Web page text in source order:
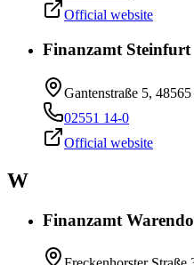
Official website
Finanzamt Steinfurt
Gantenstraße 5,
02551 14-0
Official website
W
Finanzamt